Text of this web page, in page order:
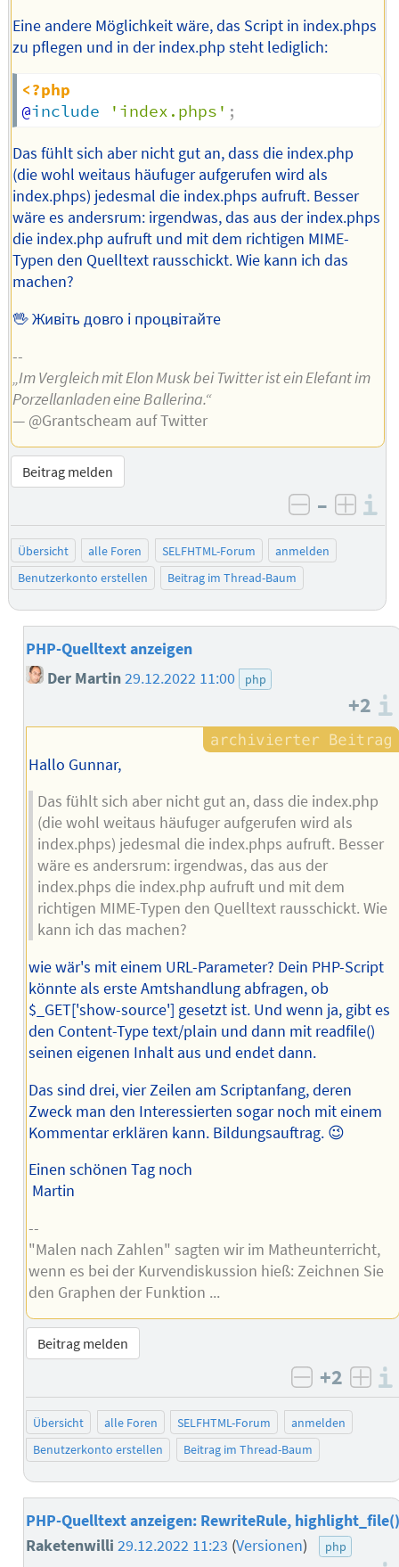
Eine andere Möglichkeit wäre, das Script in index.phps
zu pflegen und in der index.php steht lediglich:
<?php
@include 'index.phps' ;
Das fühlt sich aber nicht gut an, dass die index.php
(die wohl weitaus häufuger aufgerufen wird als
index.phps) jedesmal die index.phps aufruft. Besser
wäre es andersrum: irgendwas, das aus der index.phps
die index.php aufruft und mit dem richtigen MIME-
Typen den Quelltext rausschickt. Wie kann ich das
machen?
🖖 Живіть довго і процвітайте
--
„Im Vergleich mit Elon Musk bei Twitter ist ein Elefant im
Porzellanladen eine Ballerina.“
— @Grantscheam auf Twitter
Beitrag melden
negativ
–
Übersicht alle Foren SELFHTML-Forum
anmelden
Benutzerkonto erstellen
Beitrag im Thread-Baum
PHP-Quelltext anzeigen
Der Martin29.12.2022 11:00 php
+2
Hallo Gunnar,
Das fühlt sich aber nicht gut an, dass die index.php
(die wohl weitaus häufuger aufgerufen wird als
index.phps) jedesmal die index.phps aufruft. Besser
wäre es andersrum: irgendwas, das aus der
index.phps die index.php aufruft und mit dem
richtigen MIME-Typen den Quelltext rausschickt. Wie
kann ich das machen?
wie wär's mit einem URL-Parameter? Dein PHP-Script
könnte als erste Amtshandlung abfragen, ob
$_GET['show-source'] gesetzt ist. Und wenn ja, gibt es
den Content-Type text/plain und dann mit readfile()
seinen eigenen Inhalt aus und endet dann.
Das sind drei, vier Zeilen am Scriptanfang, deren
Zweck man den Interessierten sogar noch mit einem
Kommentar erklären kann. Bildungsauftrag. 😉
Einen schönen Tag noch
Martin
--
"Malen nach Zahlen" sagten wir im Matheunterricht,
wenn es bei der Kurvendiskussion hieß: Zeichnen Sie
den Graphen der Funktion ...
Beitrag melden
negativ
+2
Übersicht alle Foren SELFHTML-Forum
anmelden
Benutzerkonto erstellen
Beitrag im Thread-Baum
PHP-Quelltext anzeigen: RewriteRule,
Raketenwilli29.12.2022 11:23 (Versionen) php